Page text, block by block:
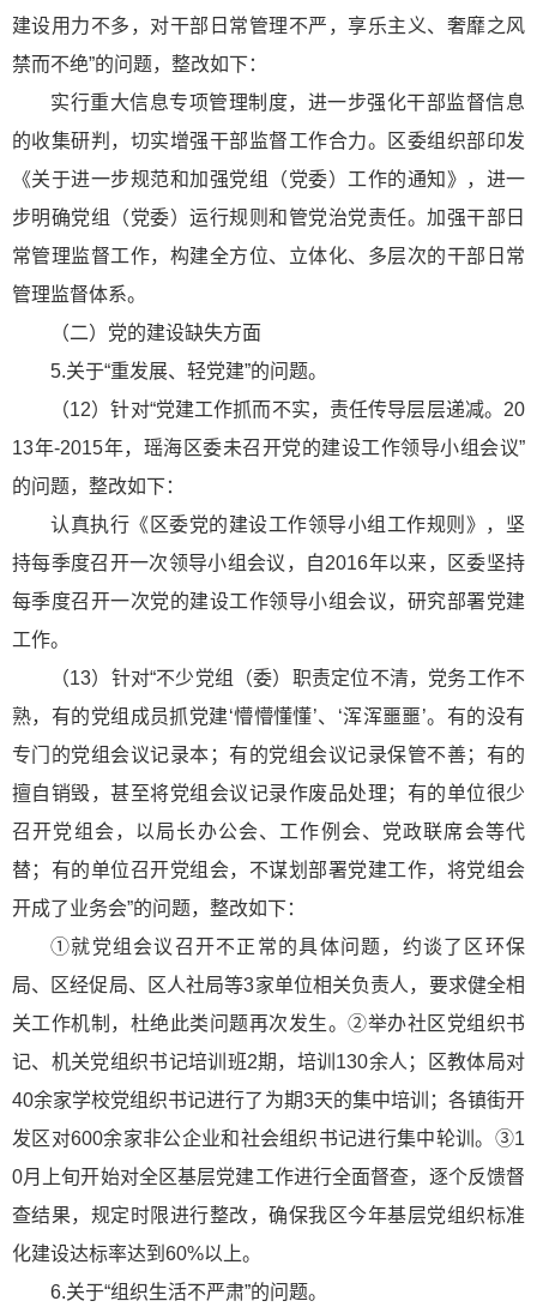
建设用力不多，对干部日常管理不严，享乐主义、奢靡之风
禁而不绝”的问题，整改如下：
实行重大信息专项管理制度，进一步强化干部监督信息
的收集研判，切实增强干部监督工作合力。区委组织部印发
《关于进一步规范和加强党组（党委）工作的通知》，进一
步明确党组（党委）运行规则和管党治党责任。加强干部日
常管理监督工作，构建全方位、立体化、多层次的干部日常
管理监督体系。
（二）党的建设缺失方面
5.关于“重发展、轻党建”的问题。
（12）针对“党建工作抓而不实，责任传导层层递减。20
13年-2015年，瑶海区委未召开党的建设工作领导小组会议”
的问题，整改如下：
认真执行《区委党的建设工作领导小组工作规则》，坚
持每季度召开一次领导小组会议，自2016年以来，区委坚持
每季度召开一次党的建设工作领导小组会议，研究部署党建
工作。
（13）针对“不少党组（委）职责定位不清，党务工作不
熟，有的党组成员抓党建‘懵懵懂懂’、‘浑浑噩噩’。有的没有
专门的党组会议记录本；有的党组会议记录保管不善；有的
擅自销毁，甚至将党组会议记录作废品处理；有的单位很少
召开党组会，以局长办公会、工作例会、党政联席会等代
替；有的单位召开党组会，不谋划部署党建工作，将党组会
开成了业务会”的问题，整改如下：
①就党组会议召开不正常的具体问题，约谈了区环保
局、区经促局、区人社局等3家单位相关负责人，要求健全相
关工作机制，杜绝此类问题再次发生。②举办社区党组织书
记、机关党组织书记培训班2期，培训130余人；区教体局对
40余家学校党组织书记进行了为期3天的集中培训；各镇街开
发区对600余家非公企业和社会组织书记进行集中轮训。③1
0月上旬开始对全区基层党建工作进行全面督查，逐个反馈督
查结果，规定时限进行整改，确保我区今年基层党组织标准
化建设达标率达到60%以上。
6.关于“组织生活不严肃”的问题。